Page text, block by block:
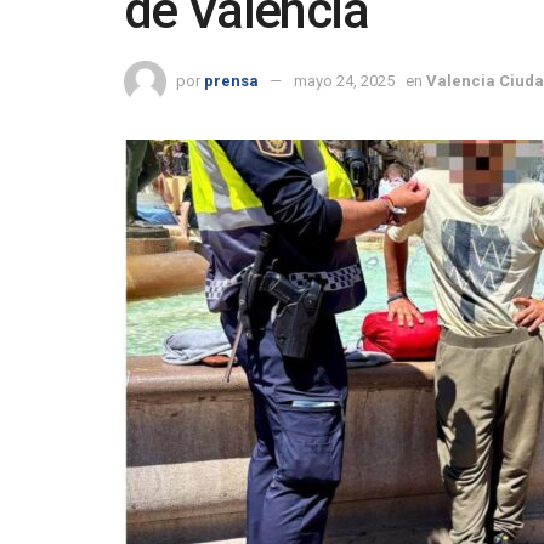
por prensa mayo 24, 2025 en Valencia